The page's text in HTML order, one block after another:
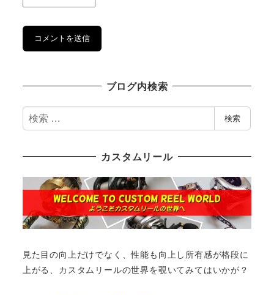
ブログ内検索
検
索
検索
カスタムリール
見た目の向上だけでなく、性能も向上し所有感が格段に
上がる、カスタムリールの世界を覗いてみてはいかが？